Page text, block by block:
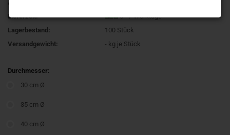
Lieferzeit:
5 - 7 Werktage
Lagerbestand:
100 Stück
Versandgewicht:
- kg je Stück
Durchmesser:
30 cm Ø
35 cm Ø
40 cm Ø